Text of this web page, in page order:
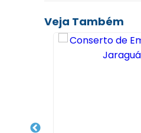
Veja Também